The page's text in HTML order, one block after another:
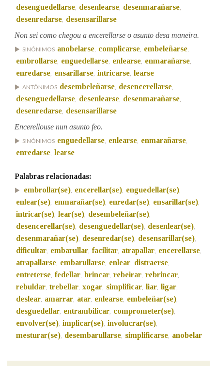
Pertence a
LIMPAR BUSCA
desenguedellarse, desenlearse, desenmarañarse,
desenredarse, desensarillarse
Non sei como chegou a encerellarse o asunto desa maneira.
SINÓNIMOS anobelarse, complicarse, embeleñarse,
embrollarse, enguedellarse, enlearse, enmarañarse,
enredarse, ensarillarse, intricarse, learse
ANTÓNIMOS desembeleñarse, desencerellarse,
desenguedellarse, desenlearse, desenmarañarse,
desenredarse, desensarillarse
Encerellouse nun asunto feo.
SINÓNIMOS enguedellarse, enlearse, enmarañarse,
enredarse, learse
Palabras relacionadas:
embrollar(se), encerellar(se), enguedellar(se),
enlear(se), enmarañar(se), enredar(se), ensarillar(se),
intricar(se), lear(se), desembeleñar(se),
desencerellar(se), desenguedellar(se), desenlear(se),
desenmarañar(se), desenredar(se), desensarillar(se),
dificultar, embarullar, facilitar, atrapallar, encerellarse,
atrapallarse, embarullarse, enlear, distraerse,
entreterse, fedellar, brincar, rebeirar, rebrincar,
rebuldar, trebellar, xogar, simplificar, liar, ligar,
deslear, amarrar, atar, enlearse, embeleñar(se),
desguedellar, entrambilicar, comprometer(se),
envolver(se), implicar(se), involucrar(se),
mesturar(se), desembarullarse, simplificarse, anobelar